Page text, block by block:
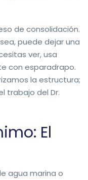
de consolidación.
puede dejar una
ver, usa
con esparadrapo.
la estructura;
trabajo del Dr.
El
agua marina o